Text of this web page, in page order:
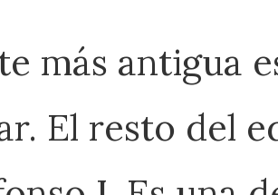
más antigua
El resto del